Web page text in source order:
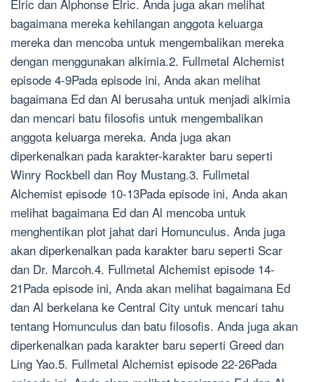
Elric dan Alphonse Elric. Anda juga akan melihat
bagaimana mereka kehilangan anggota keluarga
mereka dan mencoba untuk mengembalikan mereka
dengan menggunakan alkimia.2. Fullmetal Alchemist
episode 4-9Pada episode ini, Anda akan melihat
bagaimana Ed dan Al berusaha untuk menjadi alkimia
dan mencari batu filosofis untuk mengembalikan
anggota keluarga mereka. Anda juga akan
diperkenalkan pada karakter-karakter baru seperti
Winry Rockbell dan Roy Mustang.3. Fullmetal
Alchemist episode 10-13Pada episode ini, Anda akan
melihat bagaimana Ed dan Al mencoba untuk
menghentikan plot jahat dari Homunculus. Anda juga
akan diperkenalkan pada karakter baru seperti Scar
dan Dr. Marcoh.4. Fullmetal Alchemist episode 14-
21Pada episode ini, Anda akan melihat bagaimana Ed
dan Al berkelana ke Central City untuk mencari tahu
tentang Homunculus dan batu filosofis. Anda juga akan
diperkenalkan pada karakter baru seperti Greed dan
Ling Yao.5. Fullmetal Alchemist episode 22-26Pada